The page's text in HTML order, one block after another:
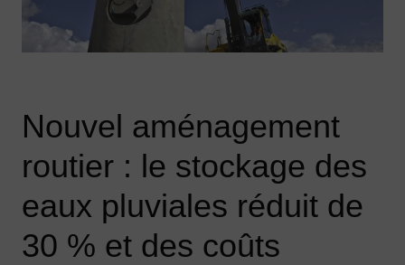
Nouvel aménagement
routier : le stockage des
eaux pluviales réduit de
30 % et des coûts